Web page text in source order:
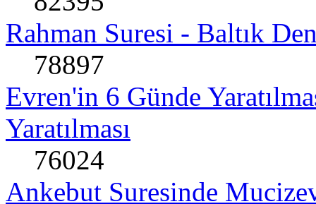
Rahman Suresi - Baltık
78897
Evren'in 6 Günde
Yaratılması
76024
Ankebut Suresinde